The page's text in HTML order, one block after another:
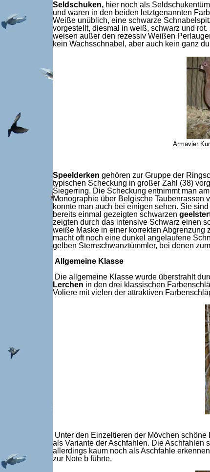
Seldschuken, hier noch als
und waren in den beiden letztgenannten
Weiße unüblich, eine schwarze
vorgestellt, diesmal in weiß, schwarz und
weisen außer den rezessiv Weißen
kein Wachsschnabel, aber auch kein ganz
Armavier
Speelderken gehören zur Gruppe der
typischen Scheckung in großer Zahl (38)
Siegerring. Die Scheckung entnimmt man
Monographie über Belgische Taubenrassen
konnte man auch bei einigen sehen. Sie
bereits einmal gezeigten schwarzen
zeigten durch das intensive Schwarz einen
weiße Maske in einer korrekten Abgrenzung
macht oft noch eine dunkel angelaufene
gelben Sternschwanztümmler, bei denen
Allgemeine Klasse
Die allgemeine Klasse wurde überstrahlt
Lerchen in den drei klassischen
Voliere mit vielen der attraktiven
Unter den Einzeltieren der Mövchen
als Variante der Aschfahlen. Die Aschfahlen
allerdings kaum noch als Aschfahle
zur Note b führte.